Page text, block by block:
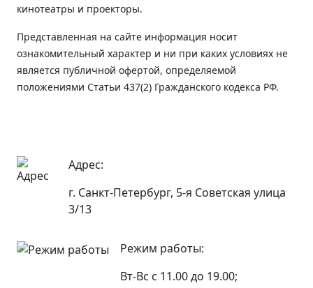
кинотеатры и проекторы.
Представленная на сайте информация носит
ознакомительный характер и ни при каких условиях не
является публичной офертой, определяемой
положениями Статьи 437(2) Гражданского кодекса РФ.
Адрес:
г. Санкт-Петербург, 5-я Советская улица
3/13
Режим работы:
Вт-Вс с 11.00 до 19.00;